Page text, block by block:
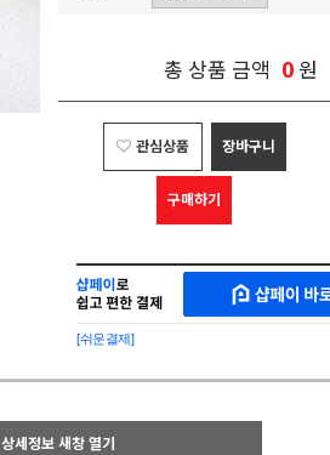
총 상품 금액 0원
관심상품 장바구니
구매하기
MAKESHOP
SHOPPAY
로
간
구
샵
페
페
이
구
[쉬운결제]
상세정보 새창 열기